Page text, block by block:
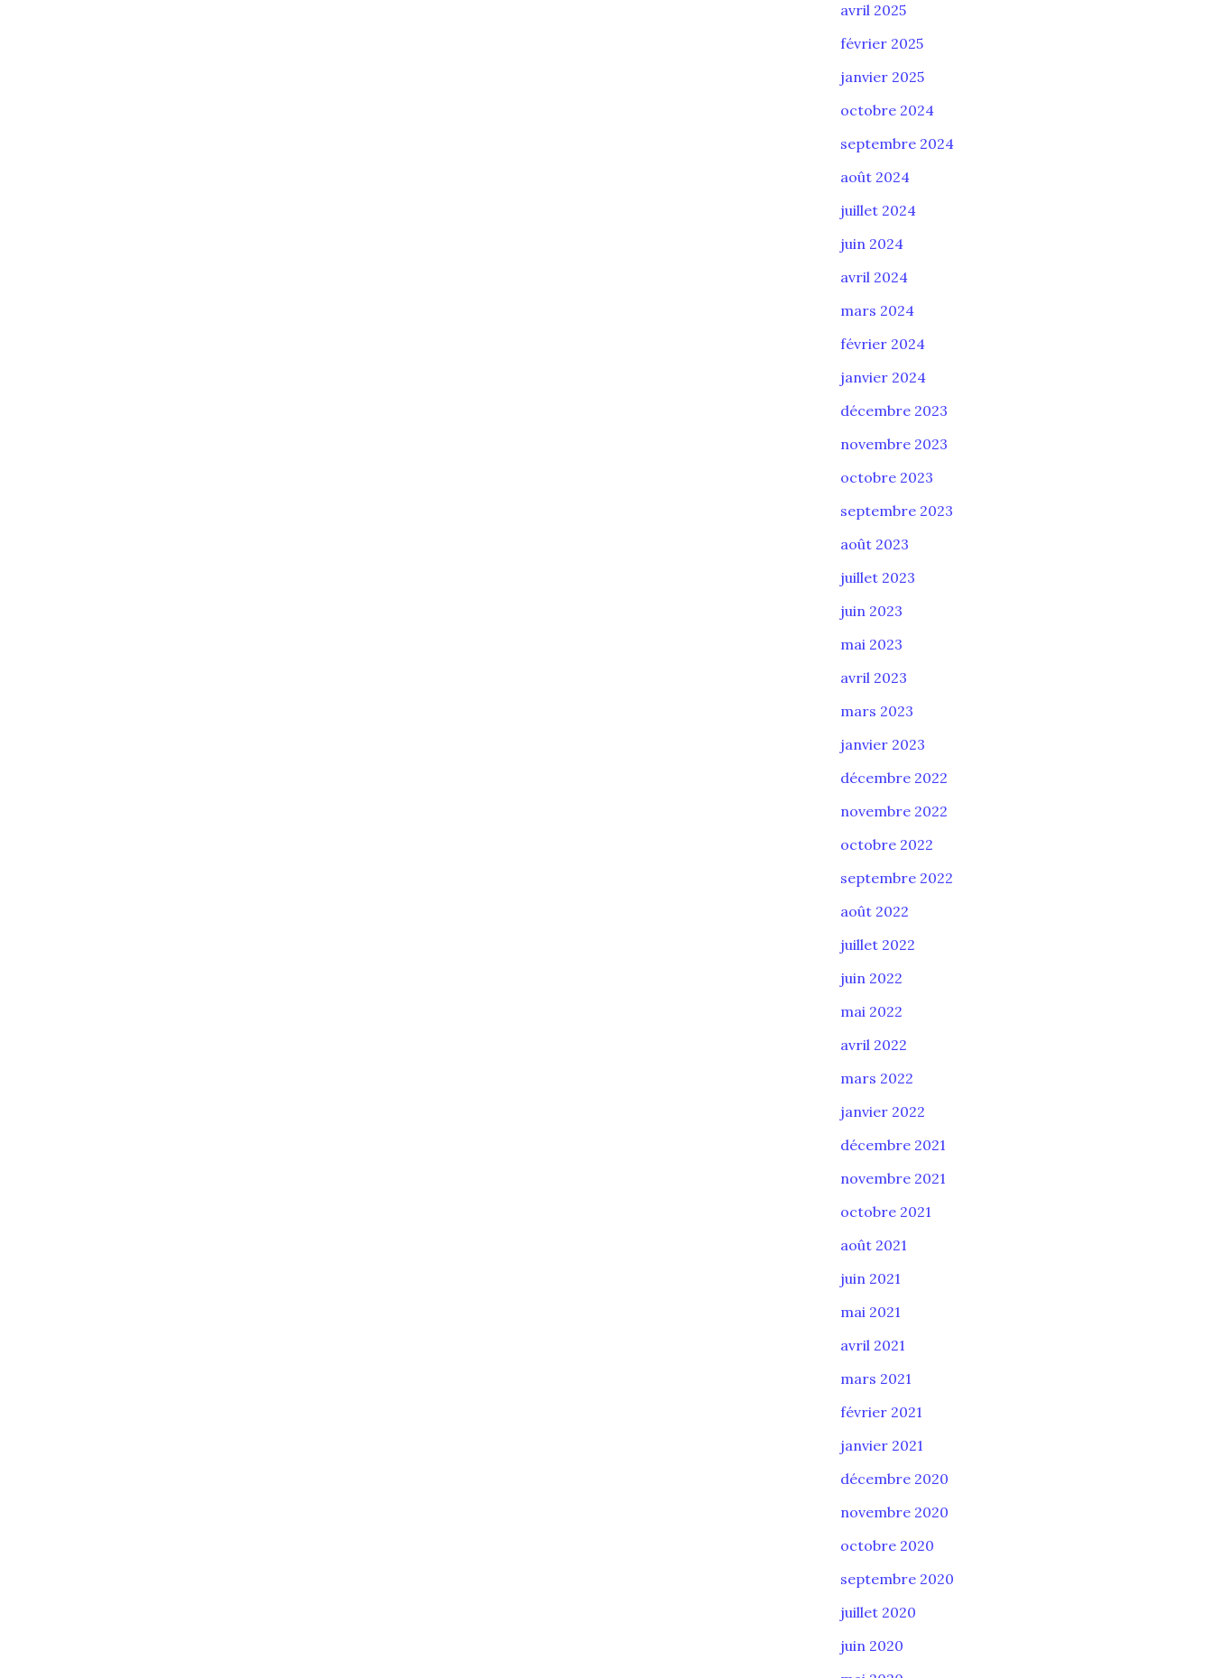
avril 2025
février 2025
janvier 2025
octobre 2024
septembre 2024
août 2024
juillet 2024
juin 2024
avril 2024
mars 2024
février 2024
janvier 2024
décembre 2023
novembre 2023
octobre 2023
septembre 2023
août 2023
juillet 2023
juin 2023
mai 2023
avril 2023
mars 2023
janvier 2023
décembre 2022
novembre 2022
octobre 2022
septembre 2022
août 2022
juillet 2022
juin 2022
mai 2022
avril 2022
mars 2022
janvier 2022
décembre 2021
novembre 2021
octobre 2021
août 2021
juin 2021
mai 2021
avril 2021
mars 2021
février 2021
janvier 2021
décembre 2020
novembre 2020
octobre 2020
septembre 2020
juillet 2020
juin 2020